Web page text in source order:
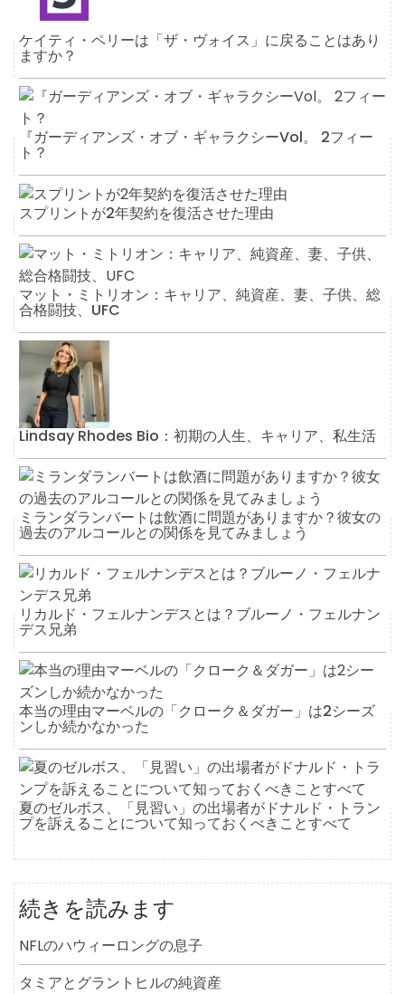
ケイティ・ペリーは「ザ・ヴォイス」に戻ることはあり
ますか？
『ガーディアンズ・オブ・ギャラクシーVol。 2フィー
ト？
スプリントが2年契約を復活させた理由
マット・ミトリオン：キャリア、純資産、妻、子供、総
合格闘技、UFC
Lindsay Rhodes Bio：初期の人生、キャリア、私生活
ミランダランバートは飲酒に問題がありますか？彼女の
過去のアルコールとの関係を見てみましょう
リカルド・フェルナンデスとは？ブルーノ・フェルナン
デス兄弟
本当の理由マーベルの「クローク＆ダガー」は2シーズ
ンしか続かなかった
夏のゼルボス、「見習い」の出場者がドナルド・トラン
プを訴えることについて知っておくべきことすべて
続きを読みます
NFLのハウィーロングの息子
タミアとグラントヒルの純資産